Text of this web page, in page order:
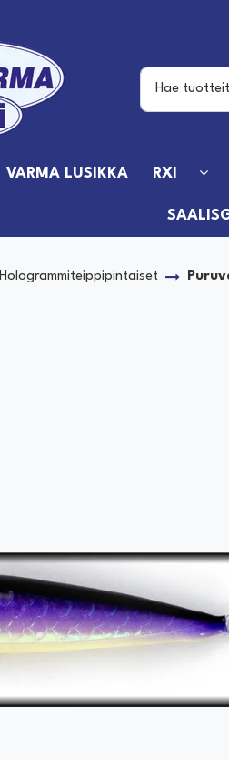
VARMA LUSIKKA RXI
Hologrammiteippipintaiset